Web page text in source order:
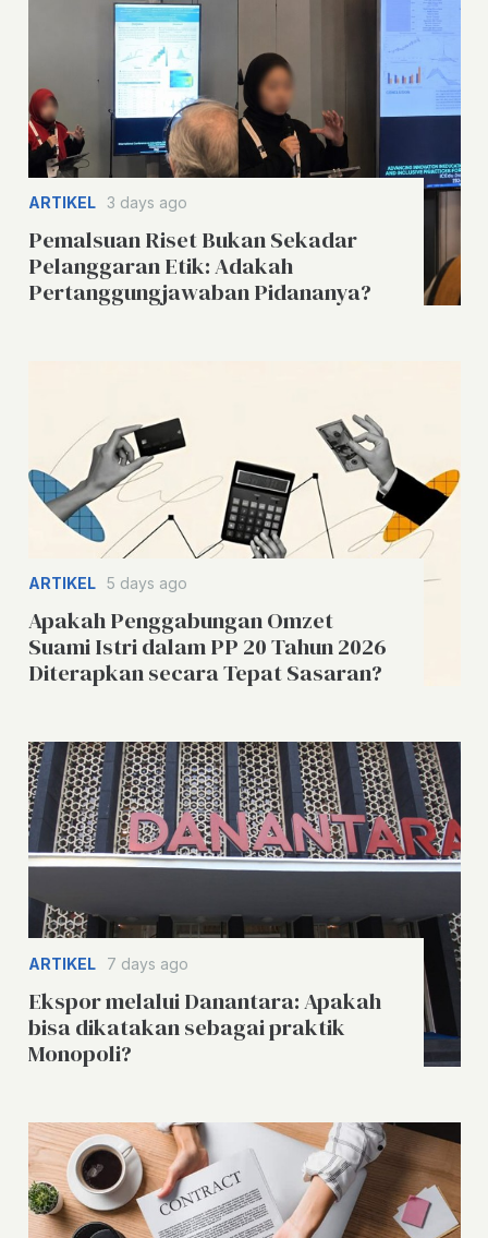
ARTIKEL 3 days ago
Pemalsuan Riset Bukan Sekadar
Pelanggaran Etik: Adakah
Pertanggungjawaban Pidananya?
ARTIKEL 5 days ago
Apakah Penggabungan Omzet
Suami Istri dalam PP 20 Tahun 2026
Diterapkan secara Tepat Sasaran?
ARTIKEL 7 days ago
Ekspor melalui Danantara: Apakah
bisa dikatakan sebagai praktik
Monopoli?